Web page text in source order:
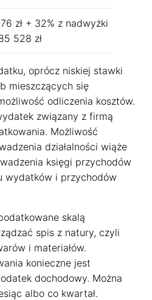
zł + 32% z nadwyżki
528 zł
oprócz niskiej stawki
mieszczących się
odliczenia kosztów.
związany z firmą
Możliwość
działalności wiąże
księgi przychodów
wydatków i przychodów
skalą
spis z natury, czyli
i materiałów.
konieczne jest
dochodowy. Można
albo co kwartał.